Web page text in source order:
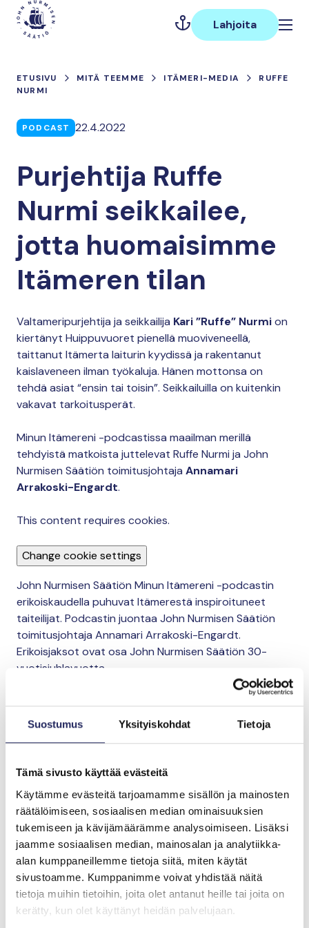
Suostumus Yksityiskohdat Tietoja
Tämä sivusto käyttää evästeitä
Käytämme evästeitä tarjoamamme sisällön ja mainosten
räätälöimiseen, sosiaalisen median ominaisuuksien
tukemiseen ja kävijämäärämme analysoimiseen. Lisäksi
jaamme sosiaalisen median, mainosalan ja analytiikka-
alan kumppaneillemme tietoja siitä, miten käytät
sivustoamme. Kumppanimme voivat yhdistää näitä
tietoja muihin tietoihin, joita olet antanut heille tai joita on
kerätty, kun olet käyttänyt heidän palvelujaan.
Hyppää
sisältöön
Päävalikko
Lahjoita
ETUSIVU MITÄ TEEMME ITÄMERI-MEDIA
RUFFE
NURMI
PODCAST 22.4.2022
Purjehtija Ruffe
Nurmi seikkailee,
jotta huomaisimme
Itämeren tilan
Valtameripurjehtija ja seikkailija Kari ”Ruffe” Nurmion
kiertänyt Huippuvuoret pienellä muoviveneellä,
taittanut Itämerta laiturin kyydissä ja rakentanut
kaislaveneen ilman työkaluja. Hänen mottonsa on
tehdä asiat “ensin tai toisin”. Seikkailuilla on kuitenkin
vakavat tarkoitusperät.
Minun Itämereni -podcastissa maailman merillä
tehdyistä matkoista juttelevat Ruffe Nurmi ja John
Nurmisen Säätiön toimitusjohtaja Annamari
Arrakoski-Engardt.
This content requires cookies.
Change cookie settings
John Nurmisen Säätiön Minun Itämereni -podcastin
erikoiskaudella puhuvat Itämerestä inspiroituneet
taiteilijat. Podcastin juontaa John Nurmisen Säätiön
toimitusjohtaja Annamari Arrakoski-Engardt.
Erikoisjaksot ovat osa John Nurmisen Säätiön 30-
vuotisjuhlavuotta.
Ruffe Nurmi ja Annamari Arrakoski-Engardt
KuunteleSpotifyssa ,iTunesissatai Suplassa
Kaikki Minun Itämereni -podcastit